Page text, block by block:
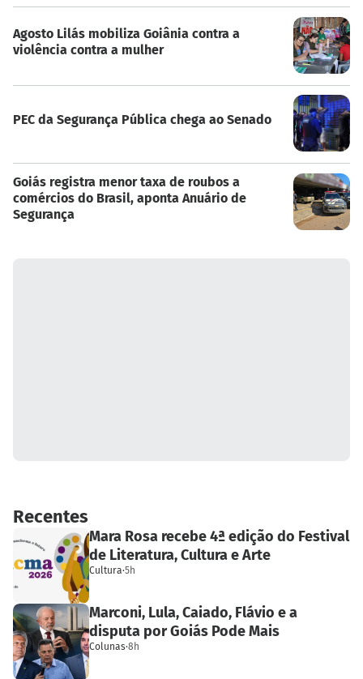
Agosto Lilás mobiliza Goiânia contra a
violência contra a mulher
PEC da Segurança Pública chega ao Senado
Goiás registra menor taxa de roubos a
comércios do Brasil, aponta Anuário de
Segurança
Recentes
Mara Rosa recebe 4ª edição do Festival
de Literatura, Cultura e Arte
Cultura·5h
Marconi, Lula, Caiado, Flávio e a
disputa por Goiás Pode Mais
Colunas·8h